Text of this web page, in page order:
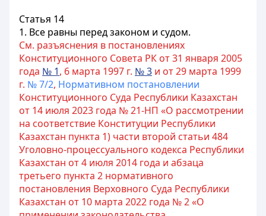
Статья 14
1. Все равны перед законом и судом.
См. разъяснения в постановлениях
Конституционного Совета РК от 31 января 2005
года № 1, 6 марта 1997 г. № 3 и от 29 марта 1999
г. № 7/2, Нормативном постановлении
Конституционного Суда Республики Казахстан
от 14 июля 2023 года № 21-НП «О рассмотрении
на соответствие Конституции Республики
Казахстан пункта 1) части второй статьи 484
Уголовно-процессуального кодекса Республики
Казахстан от 4 июля 2014 года и абзаца
третьего пункта 2 нормативного
постановления Верховного Суда Республики
Казахстан от 10 марта 2022 года № 2 «О